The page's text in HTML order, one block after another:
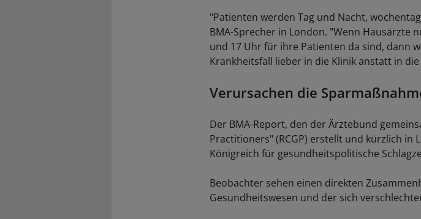
"Patienten werden Tag und Nacht,
BMA-Sprecher in London. "Wenn Hausärzte
und 17 Uhr für ihre Patienten da sind, dann
Krankheitsfall lieber in die Klinik anstatt in
Verursachen die
Der BMA-Report, den der Ärztebund
Practitioners" (RCGP) erstellt und kürzlich
Königreich für gesundheitspolitische
Beobachter sehen einen direkten
Gesundheitswesen und der sich